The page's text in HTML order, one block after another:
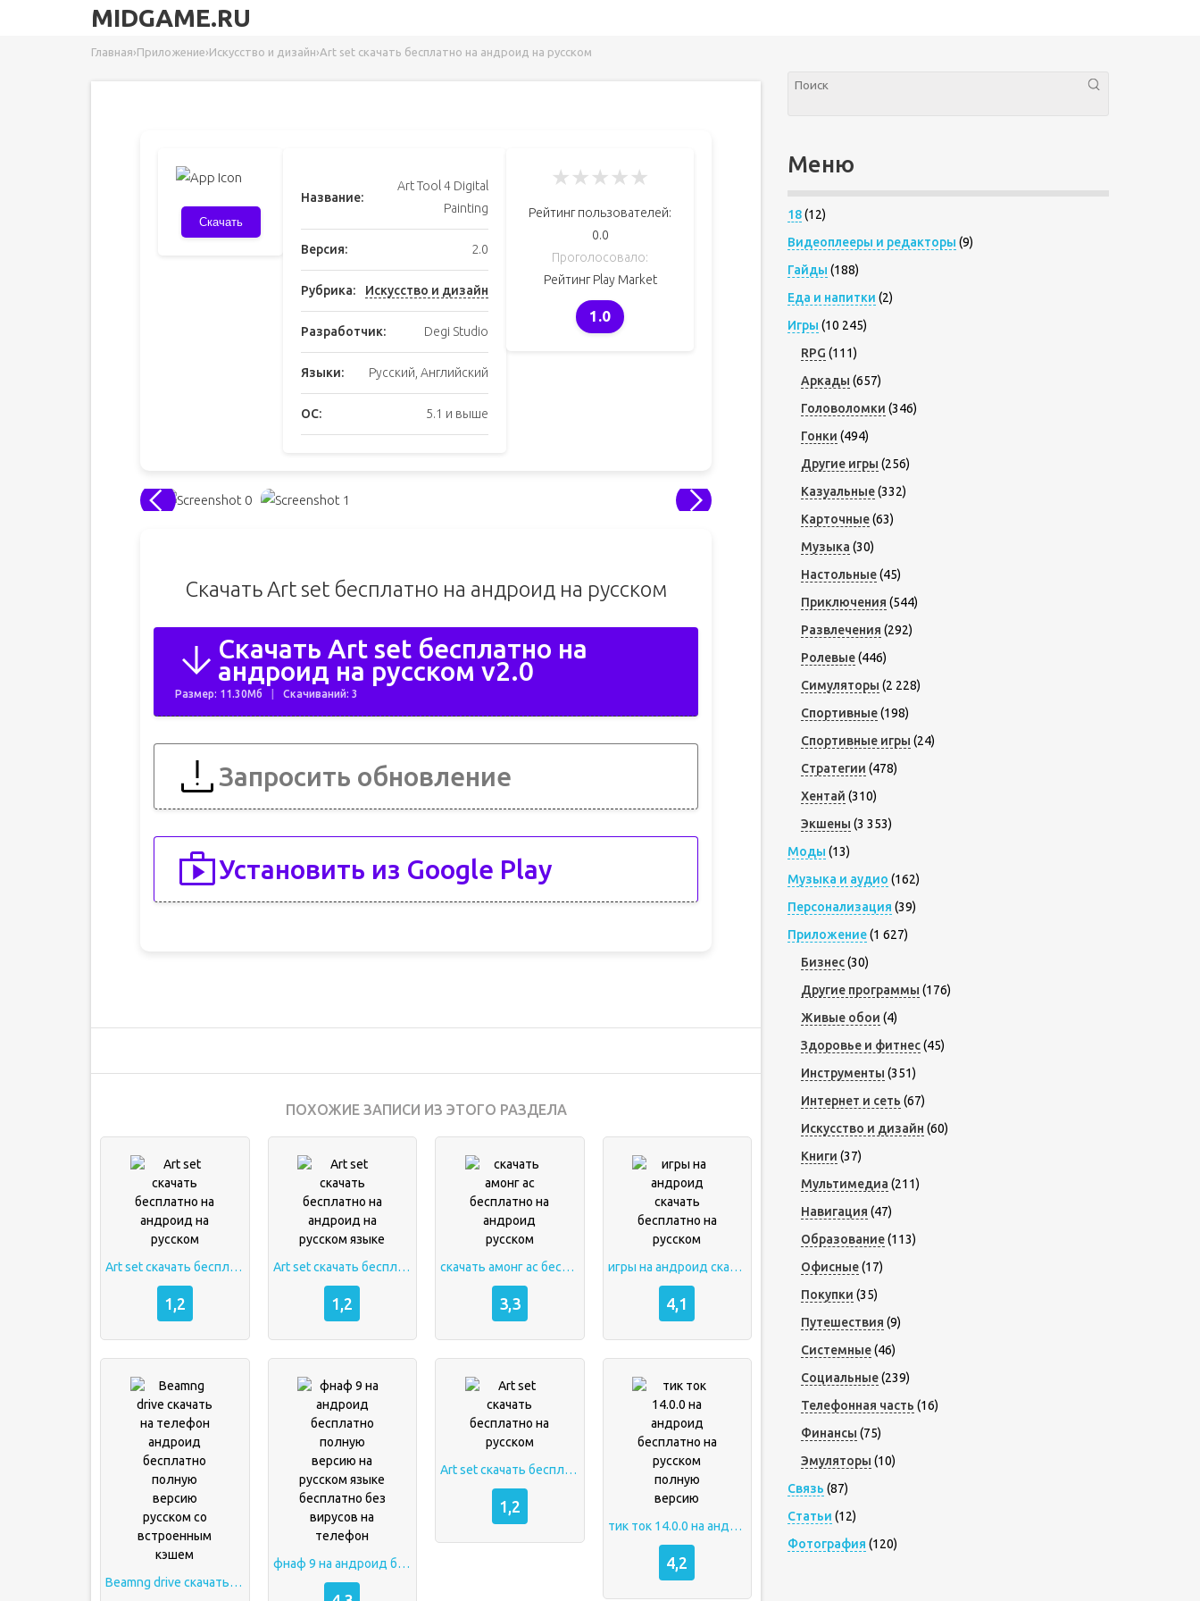
MIDGAME.RU
Главная›Приложение›Искусство и дизайн›Art set скачать бесплатно на андроид на русском
Скачать
Название:
Art Tool 4 Digital
Painting
Версия: 2.0
Рубрика: Искусство и дизайн
Разработчик: Degi Studio
Языки: Русский, Английский
ОС: 5.1 и выше
★★★★★
Рейтинг пользователей:
0.0
Проголосовало:
Рейтинг Play Market
1.0
Скачать Art set бесплатно на андроид на русском
Скачать Art set бесплатно на
андроид на русском v2.0
Размер: 11.30Мб Скачиваний: 3
Запросить обновление
Установить из Google Play
ПОХОЖИЕ ЗАПИСИ ИЗ ЭТОГО РАЗДЕЛА
Art set скачать бесплатно на андроид на русском
1,2
Art set скачать бесплатно на андроид на русском языке
1,2
скачать амонг ас бесплатно на андроид русском
3,3
игры на андроид скачать бесплатно на русском
4,1
Beamng drive скачать на телефон андроид бесплатно полную версию русском со встроенным кэшем
фнаф 9 на андроид бесплатно полную версию на русском языке бесплатно без вирусов на телефон
Art set скачать бесплатно на русском
1,2
тик ток 14.0.0 на андроид бесплатно на русском полную версию
4,2
Меню
18(12)
Видеоплееры и редакторы (9)
Гайды (188)
Еда и напитки (2)
Игры (10 245)
RPG (111)
Аркады (657)
Головоломки (346)
Гонки (494)
Другие игры (256)
Казуальные(332)
Карточные(63)
Музыка (30)
Настольные(45)
Приключения (544)
Развлечения (292)
Ролевые(446)
Симуляторы (2 228)
Спортивные(198)
Спортивные игры (24)
Стратегии (478)
Хентай (310)
Экшены (3 353)
Моды (13)
Музыка и аудио (162)
Персонализация (39)
Приложение(1 627)
Бизнес(30)
Другие программы (176)
Живые обои (4)
Здоровье и фитнес(45)
Инструменты (351)
Интернет и сеть (67)
Искусство и дизайн (60)
Книги (37)
Мультимедиа (211)
Навигация (47)
Образование(113)
Офисные(17)
Покупки (35)
Путешествия (9)
Системные(46)
Социальные(239)
Телефонная часть (16)
Финансы (75)
Эмуляторы (10)
Связь (87)
Статьи (12)
Фотография (120)